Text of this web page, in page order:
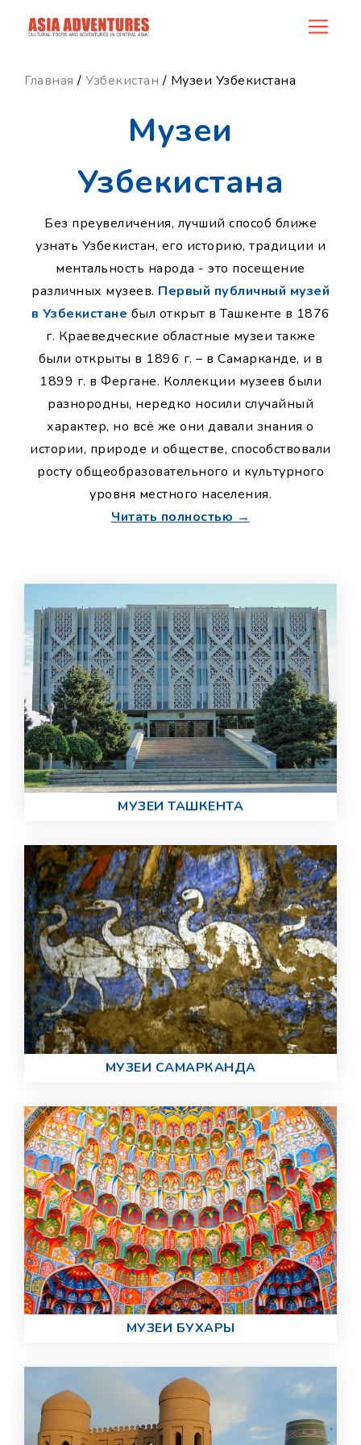
ncategory_id
Главная / Узбекистан / Музеи Узбекистана
Музеи
Узбекистана
Без преувеличения, лучший способ ближе
узнать Узбекистан, его историю, традиции и
ментальность народа - это посещение
различных музеев. Первый публичный музей
в Узбекистане был открыт в Ташкенте в 1876
г. Краеведческие областные музеи также
были открыты в 1896 г. – в Самарканде, и в
1899 г. в Фергане. Коллекции музеев были
разнородны, нередко носили случайный
характер, но всё же они давали знания о
истории, природе и обществе, способствовали
росту общеобразовательного и культурного
уровня местного населения.
Читать полностью →
МУЗЕИ ТАШКЕНТА
МУЗЕИ САМАРКАНДА
МУЗЕИ БУХАРЫ